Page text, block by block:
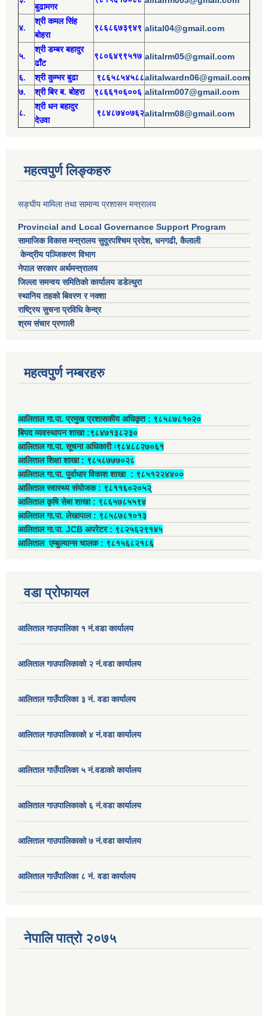
बुढामगर
४.
श्री कमल सिंह
बोहरा
९८६८६७३९४९ alital04@gmail.com
५.
श्री डम्बर बहादुर
ढाँट
९८०६४९९५१७ alitalrm05@gmail.com
६. श्री कुम्भर बुढा ९८६५८५४५८८alitalwardn06@gmail.com
७. श्री बिर ब. बोहरा ९८६६१०६००६ alitalrm007@gmail.com
८.
श्री धन बहादुर
देउवा
९८४८७४०७६२alitalrm08@gmail.com
महत्वपुर्ण लिङ्कहरु
सङ्घीय मामिला तथा सामान्य प्रशासन मन्त्रालय
Provincial and Local Governance Support Program
सामाजिक विकास मन्त्रालय सुदूरपश्चिम प्रदेश, धनगढी, कैलाली
केन्द्रीय पञ्जिकरण विभाग
नेपाल सरकार अर्थमन्त्रालय
जिल्ला समन्वय समितिको कार्यालय डडेल्धुरा
स्थानिय तहको बिवरण र नक्शा
राष्ट्रिय सुचना प्रविधि केन्द्र
श्रम संचार प्रणाली
महत्वपुर्ण नम्बरहरु
आलिताल गा.पा. प्रमुख प्रशासकीय अधिकृत ‍: ९८५८७८१०२०
बिपद व्यवस्थापन शाखा :९८४७१३८२३०
आलिताल गा.पा. सूचना अधिकारी ः९८४८८२७०६१
आलिताल शिक्षा शाखा : ९८५८७७७०२८
आलिताल गा.पा. पुर्वाधार विकाश शाखा ‍: ९८५१२२४४००
आलिताल स्वास्थ्य संयोजक ‍: ९८११६०२०५२्
आलिताल कृषि सेबा शाखा : ९८६५७८५५९४
आलिताल गा.पा. लेखापाल ‍: ९८५८७८१०१३
आलिताल गा.पा. JCB अपरेटर ‍: ९८२५६२९१४५
आलिताल एम्बुल्यान्स चालक ‍: ९८१५६८२१८६
वडा प्रोफायल
आलिताल गाउपालिका १ नं.वडा कार्यालय
आलिताल गाउपालिकाको २ नं.वडा कार्यालय
आलिताल गाउँपालिका ३ नं. वडा कार्यालय
आलिताल गाउपालिकाको ४ नं.वडा कार्यालय
आलिताल गाउँपालिका ५ नं.वडाको कार्यालय
आलिताल गाउपालिकाको ६ नं.वडा कार्यालय
आलिताल गाउपालिकाको ७ नं.वडा कार्यालय
आलिताल गाउँपालिका ८ नं. वडा कार्यालय
नेपालि पात्रो २०७५